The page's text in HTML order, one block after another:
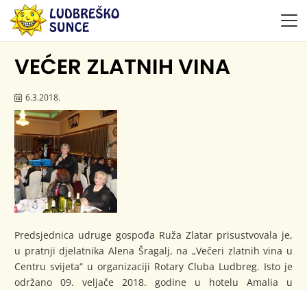
VEĆER ZLATNIH VINA
6.3.2018.
Predsjednica udruge gospođa Ruža Zlatar prisustvovala je,
u pratnji djelatnika Alena Šragalj, na „Večeri zlatnih vina u
Centru svijeta“ u organizaciji Rotary Cluba Ludbreg. Isto je
održano 09. veljače 2018. godine u hotelu Amalia u